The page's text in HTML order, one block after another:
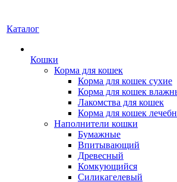
Каталог
Кошки
Корма для кошек
Корма для кошек сухие
Корма для кошек
Лакомства для кошек
Корма для кошек
Наполнители кошки
Бумажные
Впитывающий
Древесный
Комкующийся
Силикагелевый